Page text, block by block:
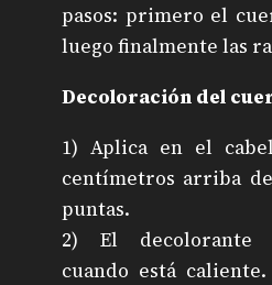
pasos: primero el
luego finalmente las
Decoloración del
1) Aplica en el
centímetros arriba
puntas.
2) El decolorante
cuando está